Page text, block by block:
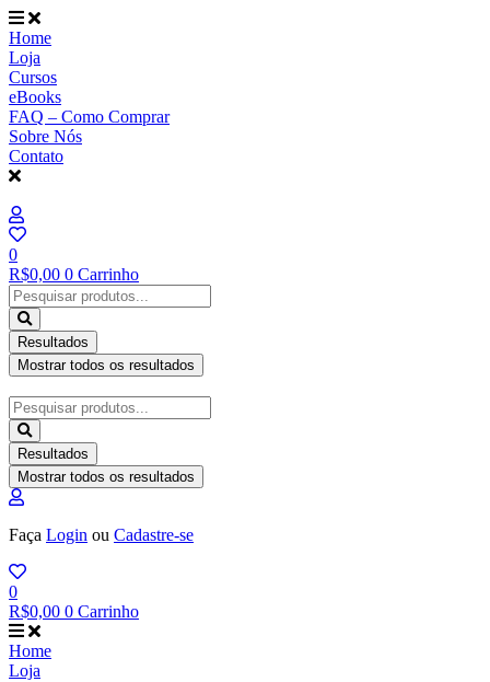
Ir
para
o
conteúdo
Home
Loja
Cursos
eBooks
FAQ – Como Comprar
Sobre Nós
Contato
0
R$0,00 0 Carrinho
Pesquisar
...
Resultados
Mostrar todos os resultados
Pesquisar
...
Resultados
Mostrar todos os resultados
Faça Login ou Cadastre-se
0
R$0,00 0 Carrinho
Home
Loja